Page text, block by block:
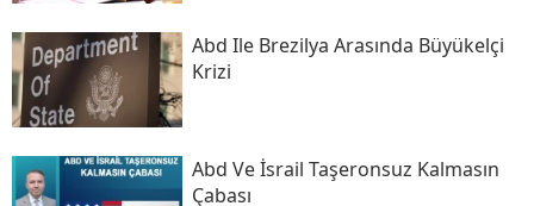
Abd Ile Brezilya Arasında Büyükelçi
Krizi
Abd Ve İsrail Taşeronsuz Kalmasın
Çabası